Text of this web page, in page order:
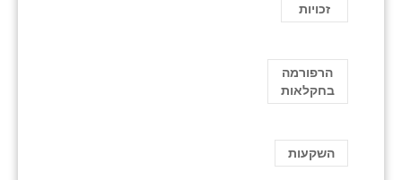
זכויות
הרפורמה
בחקלאות
השקעות